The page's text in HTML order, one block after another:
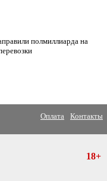
полмиллиарда на
Оплата Контакты
18+